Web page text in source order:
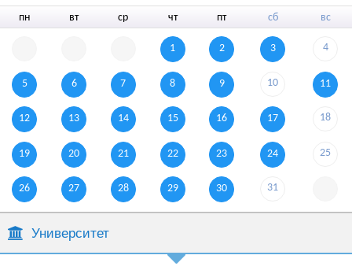
пн вт ср чт пт сб вс
1 2 3 4
5 6 7 8 9 10 11
12 13 14 15 16 17 18
19 20 21 22 23 24 25
26 27 28 29 30 31
Университет